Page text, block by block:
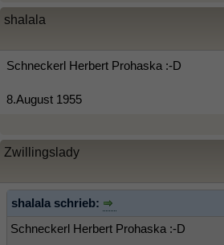
shalala
Schneckerl Herbert Prohaska :-D
8.August 1955
Zwillingslady
shalala schrieb:
Schneckerl Herbert Prohaska :-D